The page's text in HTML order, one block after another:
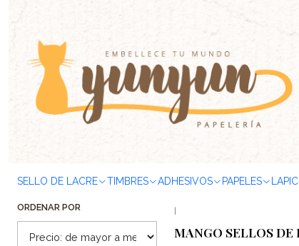
SELLO DE LACRE TIMBRES ADHESIVOS PAPELES
Aplicar filtros
ORDENAR POR
MANGO SELLOS DE
$13.990 CLP
MANGO SELLOS